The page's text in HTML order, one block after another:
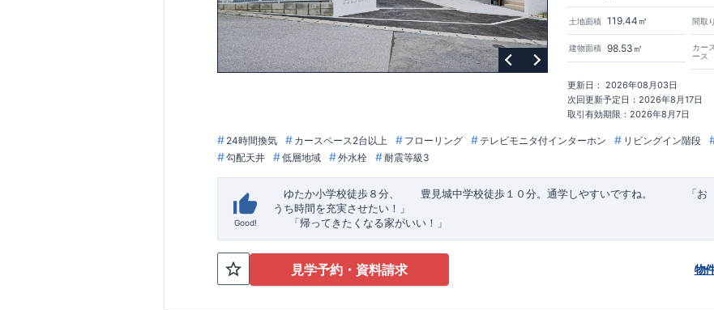
土地面積 119.44㎡
建物面積 98.53㎡
間取り
カー
ース
更新日： 2026年08月03日
次回更新予定日：2026年8月17日
取引有効期限：2026年8月7日
24時間換気 カースペース2台以上 フローリング テレビモニタ付インターホン リビングイン階段
勾配天井
低層地域 外水栓 耐震等級3
Good!
ゆたか小学校徒歩８分、 豊見城中学校徒歩１０分。通学しやすいですね。
「お
うち時間を充実させたい！」
「帰ってきたくなる家がいい！」
TEL:098-860-2201（火・水曜日定休日、年末年始休み）
見学予約・資料請求 物